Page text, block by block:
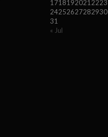
1718192021 2223
24252627282930
31
« Jul